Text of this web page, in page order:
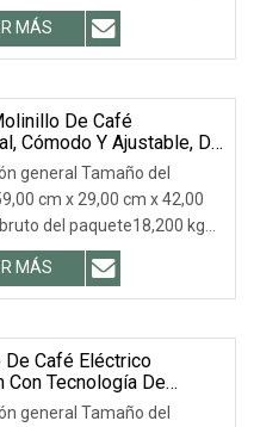
posició
MÁS
De Café
Cómodo Y Ajustable, De
Y Almacenamiento.
general Tamaño del
cm x 29,00 cm x 42,00
del paquete18,200 kg
posició
MÁS
Café Eléctrico
Con Tecnología De
De 83 Mm
general Tamaño del